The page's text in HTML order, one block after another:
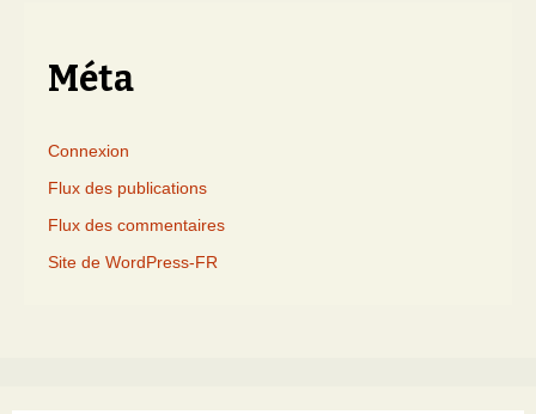
Méta
Connexion
Flux des publications
Flux des commentaires
Site de WordPress-FR